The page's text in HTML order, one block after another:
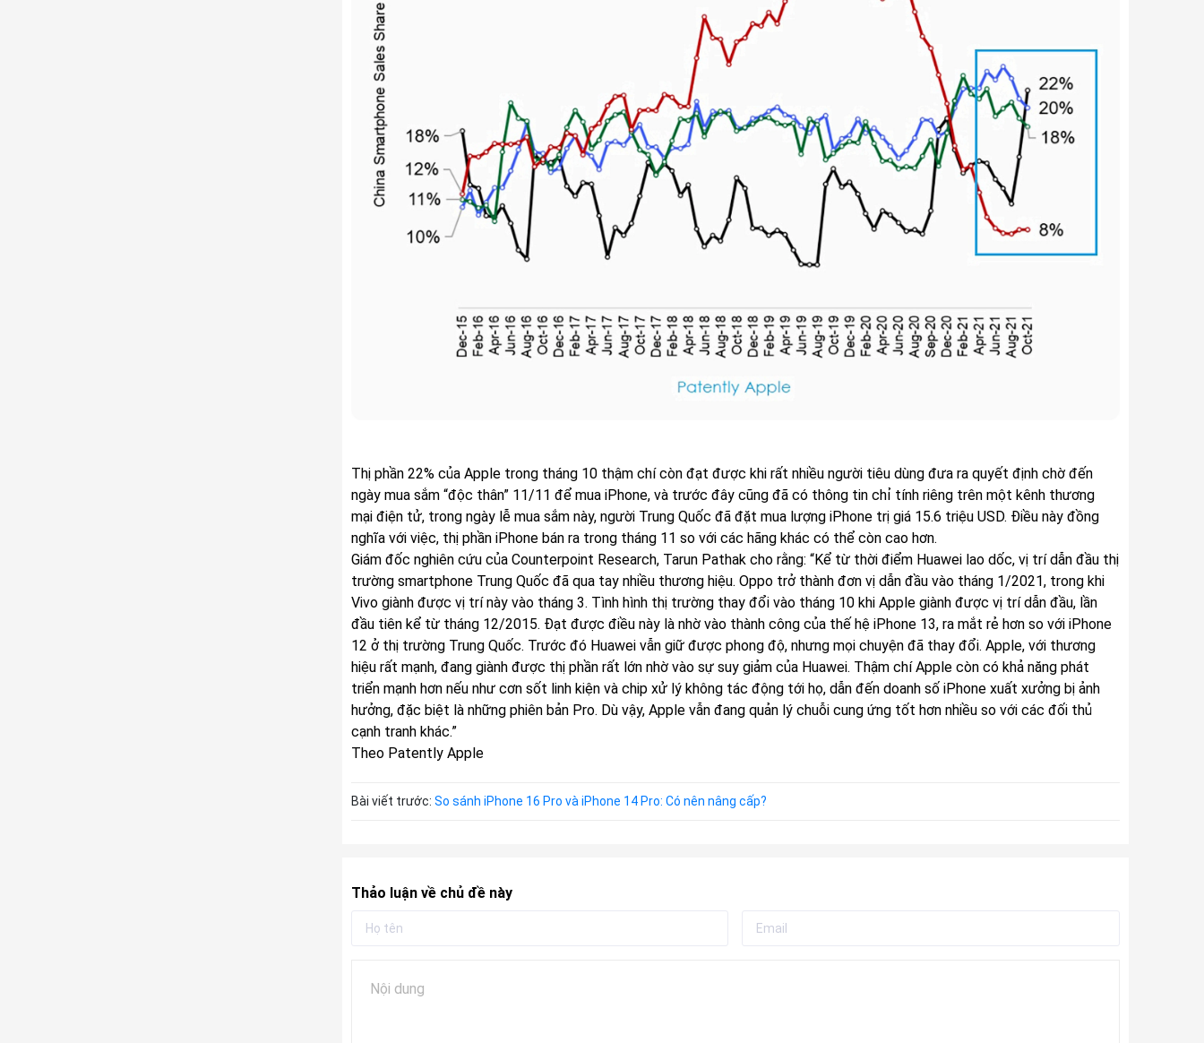
Thị phần 22% của Apple trong tháng 10 thậm chí còn đạt được khi rất nhiều người tiêu dùng đưa ra quyết định chờ đến
ngày mua sắm “độc thân” 11/11 để mua iPhone, và trước đây cũng đã có thông tin chỉ tính riêng trên một kênh thương
mại điện tử, trong ngày lễ mua sắm này, người Trung Quốc đã đặt mua lượng iPhone trị giá 15.6 triệu USD. Điều này đồng
nghĩa với việc, thị phần iPhone bán ra trong tháng 11 so với các hãng khác có thể còn cao hơn.
Giám đốc nghiên cứu của Counterpoint Research, Tarun Pathak cho rằng: “Kể từ thời điểm Huawei lao dốc, vị trí dẫn đầu thị
trường smartphone Trung Quốc đã qua tay nhiều thương hiệu. Oppo trở thành đơn vị dẫn đầu vào tháng 1/2021, trong khi
Vivo giành được vị trí này vào tháng 3. Tình hình thị trường thay đổi vào tháng 10 khi Apple giành được vị trí dẫn đầu, lần
đầu tiên kể từ tháng 12/2015. Đạt được điều này là nhờ vào thành công của thế hệ iPhone 13, ra mắt rẻ hơn so với iPhone
12 ở thị trường Trung Quốc. Trước đó Huawei vẫn giữ được phong độ, nhưng mọi chuyện đã thay đổi. Apple, với thương
hiệu rất mạnh, đang giành được thị phần rất lớn nhờ vào sự suy giảm của Huawei. Thậm chí Apple còn có khả năng phát
triển mạnh hơn nếu như cơn sốt linh kiện và chip xử lý không tác động tới họ, dẫn đến doanh số iPhone xuất xưởng bị ảnh
hưởng, đặc biệt là những phiên bản Pro. Dù vậy, Apple vẫn đang quản lý chuỗi cung ứng tốt hơn nhiều so với các đối thủ
cạnh tranh khác.”
Theo Patently Apple
Bài viết trước: So sánh iPhone 16 Pro và iPhone 14 Pro: Có nên nâng cấp?
Thảo luận về chủ đề này